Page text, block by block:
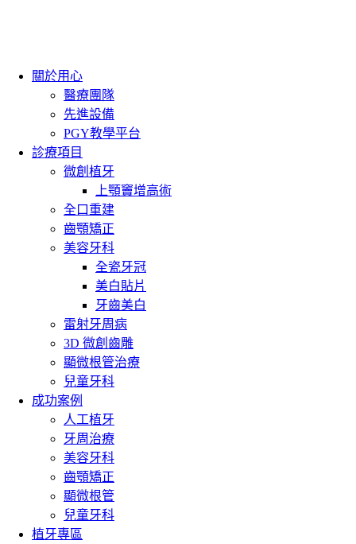
關於用心
醫療團隊
先進設備
PGY教學平台
診療項目
微創植牙
上顎竇增高術
全口重建
齒顎矯正
美容牙科
全瓷牙冠
美白貼片
牙齒美白
雷射牙周病
3D 微創齒雕
顯微根管治療
兒童牙科
成功案例
人工植牙
牙周治療
美容牙科
齒顎矯正
顯微根管
兒童牙科
植牙專區